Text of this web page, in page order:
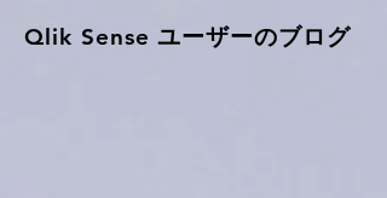
Qlik Sense ​ユーザーのブログ